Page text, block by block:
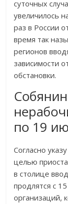
суточных
увеличилось
раз в России
время так
регионов
зависимости
обстановки.
по 19
Согласно
целью
в столице
продлятся с
организаций,